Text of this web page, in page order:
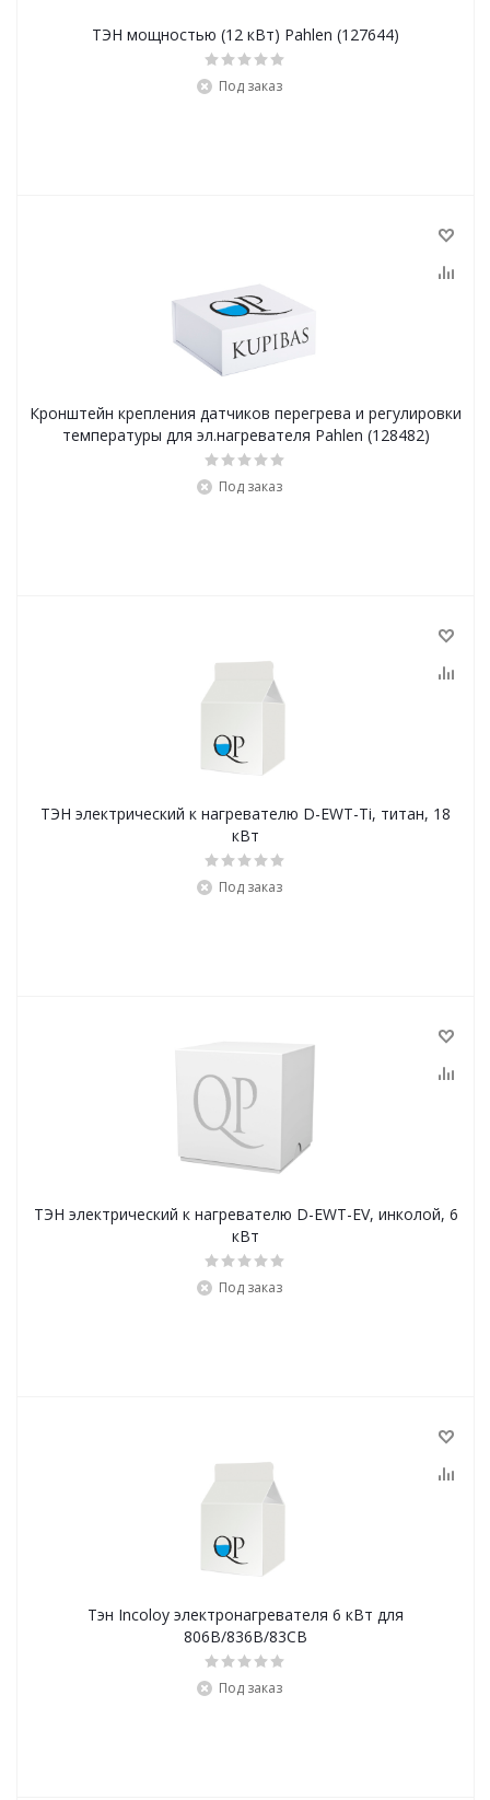
ТЭН мощностью (12 кВт) Pahlen (127644)
Под заказ
Кронштейн крепления датчиков перегрева и регулировки
температуры для эл.нагревателя Pahlen (128482)
Под заказ
ТЭН электрический к нагревателю D-EWT-Ti, титан, 18
кВт
Под заказ
ТЭН электрический к нагревателю D-EWT-EV, инколой, 6
кВт
Под заказ
Тэн Incoloy электронагревателя 6 кВт для
806B/836B/83CB
Под заказ